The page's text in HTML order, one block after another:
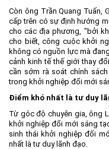
Còn ông Trần Quang Tuấn,
cấp trên có sự định hướng
cho các địa phương, "bởi
cho biết, công cuộc khởi
không có nguồn lực mà
cảnh kinh tế thế giới thay
cần sớm rà soát chính
trong khởi nghiệp đổi mới
Điểm khó nhất là tư duy
Từ góc độ chuyên gia, ông
khởi nghiệp đổi mới sáng
sinh thái khởi nghiệp đối
nhất là tư duy lãnh đạo.